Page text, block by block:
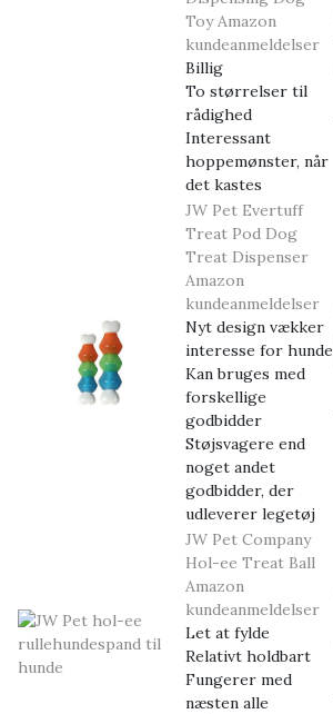
Toy Amazon
kundeanmeldelser
Billig
To størrelser til
rådighed
Interessant
hoppemønster, når
det kastes
JW Pet Evertuff
Treat Pod Dog
Treat Dispenser
Amazon
kundeanmeldelser
Nyt design vækker
interesse for hunde
Kan bruges med
forskellige
godbidder
Støjsvagere end
noget andet
godbidder, der
udleverer legetøj
JW Pet Company
Hol-ee Treat Ball
Amazon
kundeanmeldelser
Let at fylde
Relativt holdbart
Fungerer med
næsten alle